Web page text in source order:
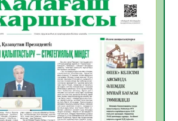
ауруларға қарсы иммундау
тиімділігі
45
туралы
41
туралы мәлімет